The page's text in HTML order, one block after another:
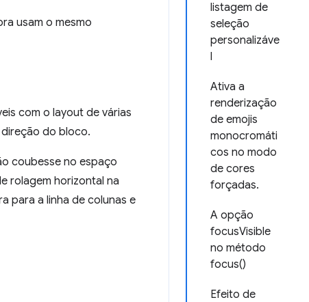
listagem de
seleção
personalizáve
l
Ativa a
renderização
de emojis
monocromáti
cos no modo
de cores
forçadas.
A opção
focusVisible
no método
focus()
Efeito de
usam o mesmo
com o layout de várias
direção do bloco.
coubesse no espaço
rolagem horizontal na
para a linha de colunas e